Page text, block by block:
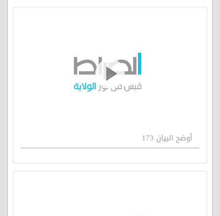
أوضح البيان 173